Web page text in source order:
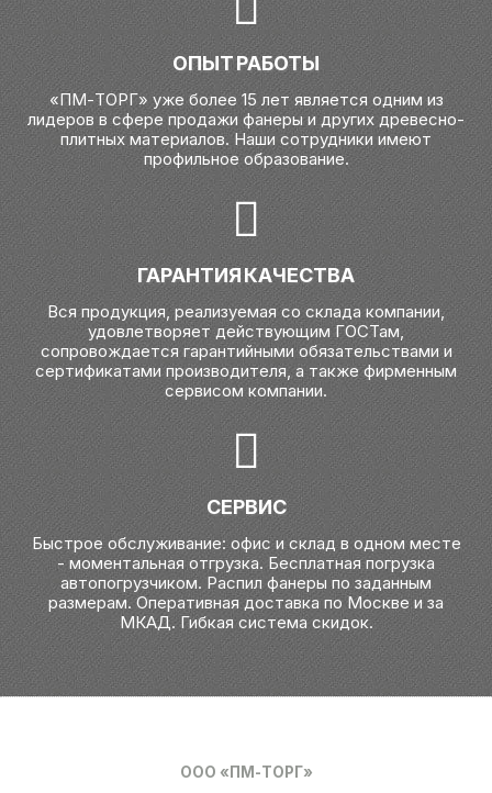
ОПЫТ РАБОТЫ
«ПМ-ТОРГ» уже более 15 лет является одним из
лидеров в сфере продажи фанеры и других древесно-
плитных материалов. Наши сотрудники имеют
профильное образование.
ГАРАНТИЯ КАЧЕСТВА
Вся продукция, реализуемая со склада компании,
удовлетворяет действующим ГОСТам,
сопровождается гарантийными обязательствами и
сертификатами производителя, а также фирменным
сервисом компании.
СЕРВИС
Быстрое обслуживание: офис и склад в одном месте
- моментальная отгрузка. Бесплатная погрузка
автопогрузчиком. Распил фанеры по заданным
размерам. Оперативная доставка по Москве и за
МКАД. Гибкая система скидок.
ООО «ПМ-ТОРГ»